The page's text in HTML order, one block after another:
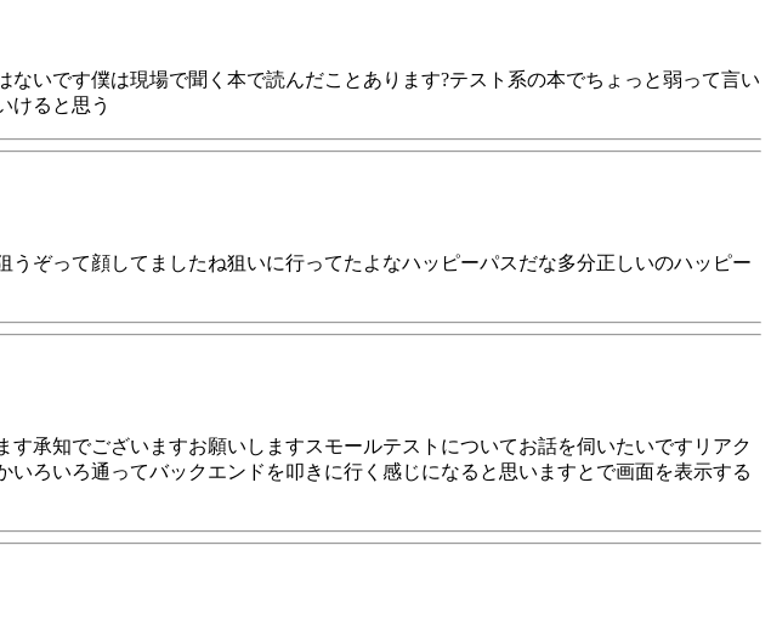
いです僕は現場で聞く本で読んだことあります?テスト系の本でちょっと弱って言い
けると思う
ぞって顔してましたね狙いに行ってたよなハッピーパスだな多分正しいのハッピー
承知でございますお願いしますスモールテストについてお話を伺いたいですリアク
ろいろ通ってバックエンドを叩きに行く感じになると思いますとで画面を表示する